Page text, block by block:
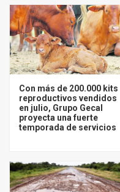
Con más de 200.000 kits
reproductivos vendidos
en julio, Grupo Gecal
proyecta una fuerte
temporada de servicios